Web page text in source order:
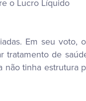
o Lucro Líquido
Em seu voto,
de
tinha estrutura